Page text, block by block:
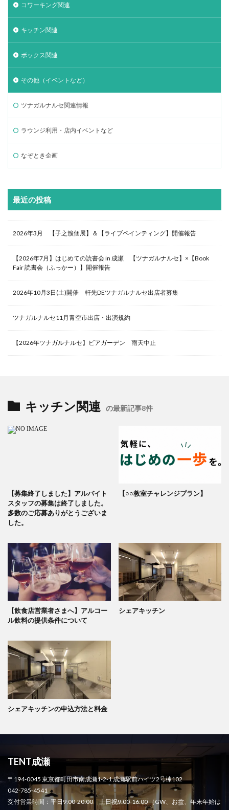
コワーキング関連
キッチン関連
ボックス関連
その他（イベントなど）
ツナガルナルセ関連情報
ラウンジ利用・店内イベントなど
なぞとき企画
最近の投稿
2026年3月 【子之籏個展】＆【ライブペインティング】開催報告
【2026年7月】はじめての読書会 in 成瀬 【ツナガルナルセ】×【Book
Fair 読書会（ふっかー）】開催報告
2026年10月3日(土)開催 軒先DEツナガルナルセ出店者募集
ツナガルナルセ11月青空市出店・出演規約
【2026年ツナガルナルセ】ビアガーデン 雨天中止
キッチン関連 の最新記事8件
【募集終了しました】アルバイト
スタッフの募集は終了しました。
多数のご応募ありがとうございま
した。
【○○教室チャレンジプラン】
【飲食店営業者さまへ】アルコー
ル飲料の提供条件について
シェアキッチン
シェアキッチンの申込方法と料金
TENT成瀬
〒194-0045 東京都町田市南成瀬1-2-1 成瀬駅前ハイツ2号棟102
042-785-4541
受付営業時間：平日9:00-20:00 土日祝9:00-16:00 （GW、お盆、年末年始は